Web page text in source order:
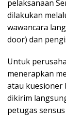
pelaksanaan
dilakukan
wawancara
door) dan
Untuk
menerapkan
atau kuesioner
dikirim
petugas